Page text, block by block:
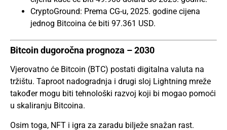
CryptoGround: Prema CG-u, 2025. godine cijena
jednog Bitcoina će biti 97.361 USD.
Bitcoin dugoročna prognoza – 2030
Vjerovatno će Bitcoin (BTC) postati digitalna valuta na
tržištu. Taproot nadogradnja i drugi sloj Lightning mreže
također mogu biti tehnološki razvoj koji bi mogao pomoći
u skaliranju Bitcoina.
Osim toga, NFT i igra za zaradu bilježe snažan rast.